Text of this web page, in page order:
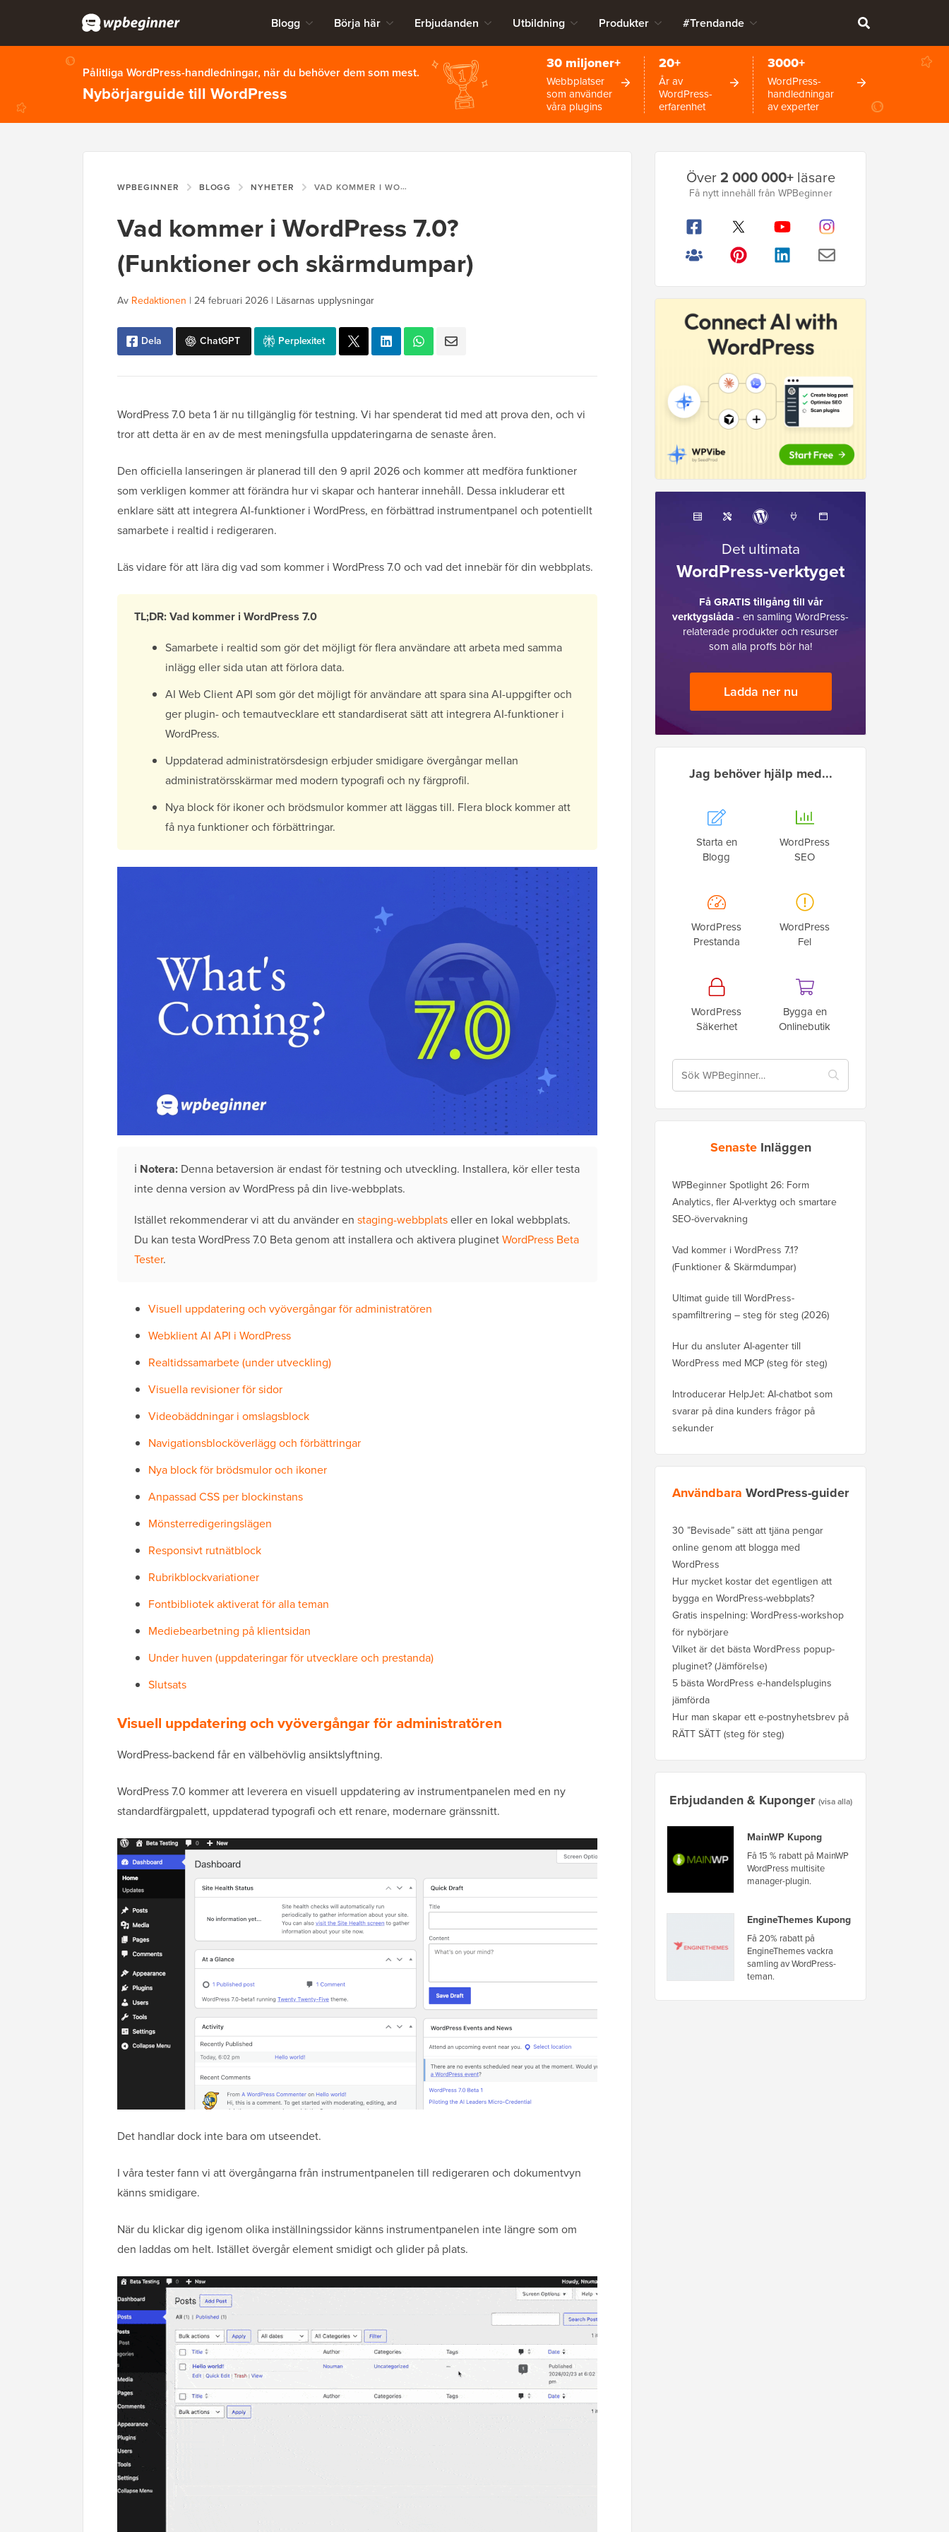
Blogg Börja här Erbjudanden Utbildning Produkter #Trendande
Pålitliga WordPress-handledningar, när du behöver dem som mest.
Nybörjarguide till WordPress
30 miljoner+
Webbplatser
som använder
våra plugins
20+
År av
WordPress-
erfarenhet
3000+
WordPress-
handledningar
av experter
WPBEGINNER BLOGG NYHETER VAD KOMMER I WORDPRESS 7.0? (FUNKTIONER OCH SKÄRMDUMPAR)
Vad kommer i WordPress 7.0?
(Funktioner och skärmdumpar)
Av Redaktionen | 24 februari 2026 | Läsarnas upplysningar
Dela ChatGPT Perplexitet
WordPress 7.0 beta 1 är nu tillgänglig för testning. Vi har spenderat tid med att prova den, och vi
tror att detta är en av de mest meningsfulla uppdateringarna de senaste åren.
Den officiella lanseringen är planerad till den 9 april 2026 och kommer att medföra funktioner
som verkligen kommer att förändra hur vi skapar och hanterar innehåll. Dessa inkluderar ett
enklare sätt att integrera AI-funktioner i WordPress, en förbättrad instrumentpanel och potentiellt
samarbete i realtid i redigeraren.
Läs vidare för att lära dig vad som kommer i WordPress 7.0 och vad det innebär för din webbplats.
TL;DR: Vad kommer i WordPress 7.0
Samarbete i realtid som gör det möjligt för flera användare att arbeta med samma
inlägg eller sida utan att förlora data.
AI Web Client API som gör det möjligt för användare att spara sina AI-uppgifter och
ger plugin- och temautvecklare ett standardiserat sätt att integrera AI-funktioner i
WordPress.
Uppdaterad administratörsdesign erbjuder smidigare övergångar mellan
administratörsskärmar med modern typografi och ny färgprofil.
Nya block för ikoner och brödsmulor kommer att läggas till. Flera block kommer att
få nya funktioner och förbättringar.
ℹ️ Notera: Denna betaversion är endast för testning och utveckling. Installera, kör eller testa
inte denna version av WordPress på din live-webbplats.
Istället rekommenderar vi att du använder en staging-webbplatseller en lokal webbplats.
Du kan testa WordPress 7.0 Beta genom att installera och aktivera pluginetWordPress Beta
Tester.
Visuell uppdatering och vyövergångar för administratören
Webklient AI API i WordPress
Realtidssamarbete (under utveckling)
Visuella revisioner för sidor
Videobäddningar i omslagsblock
Navigationsblocköverlägg och förbättringar
Nya block för brödsmulor och ikoner
Anpassad CSS per blockinstans
Mönsterredigeringslägen
Responsivt rutnätblock
Rubrikblockvariationer
Fontbibliotek aktiverat för alla teman
Mediebearbetning på klientsidan
Under huven (uppdateringar för utvecklare och prestanda)
Slutsats
Visuell uppdatering och vyövergångar för administratören
WordPress-backend får en välbehövlig ansiktslyftning.
WordPress 7.0 kommer att leverera en visuell uppdatering av instrumentpanelen med en ny
standardfärgpalett, uppdaterad typografi och ett renare, modernare gränssnitt.
Det handlar dock inte bara om utseendet.
I våra tester fann vi att övergångarna från instrumentpanelen till redigeraren och dokumentvyn
känns smidigare.
När du klickar dig igenom olika inställningssidor känns instrumentpanelen inte längre som om
den laddas om helt. Istället övergår element smidigt och glider på plats.
Primär
sidofält
Över2 000 000+läsare
Få nytt innehåll från WPBeginner
Det ultimata
WordPress-verktyget
Få GRATIS tillgång till vår
verktygslåda- en samling WordPress-
relaterade produkter och resurser
som alla proffs bör ha!
Ladda ner nu
Jag behöver hjälp med...
Starta en
Blogg
WordPress
SEO
WordPress
Prestanda
WordPress
Fel
WordPress
Säkerhet
Bygga en
Onlinebutik
Senaste Inläggen
WPBeginner Spotlight 26: Form
Analytics, fler AI-verktyg och smartare
SEO-övervakning
Vad kommer i WordPress 7.1?
(Funktioner & Skärmdumpar)
Ultimat guide till WordPress-
spamfiltrering – steg för steg (2026)
Hur du ansluter AI-agenter till
WordPress med MCP (steg för steg)
Introducerar HelpJet: AI-chatbot som
svarar på dina kunders frågor på
sekunder
Användbara WordPress-guider
30 ”Bevisade” sätt att tjäna pengar
online genom att blogga med
WordPress
Hur mycket kostar det egentligen att
bygga en WordPress-webbplats?
Gratis inspelning: WordPress-workshop
för nybörjare
Vilket är det bästa WordPress popup-
pluginet? (Jämförelse)
5 bästa WordPress e-handelsplugins
jämförda
Hur man skapar ett e-postnyhetsbrev på
RÄTT SÄTT (steg för steg)
Erbjudanden & Kuponger (visa alla)
MainWP Kupong
Få 15 % rabatt på MainWP
WordPress multisite
manager-plugin.
EngineThemes Kupong
Få 20% rabatt på
EngineThemes vackra
samling av WordPress-
teman.